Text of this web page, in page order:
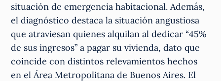
situación de emergencia habitacional. Además,
el diagnóstico destaca la situación angustiosa
que atraviesan quienes alquilan al dedicar “45%
de sus ingresos” a pagar su vivienda, dato que
coincide con distintos relevamientos hechos
en el Área Metropolitana de Buenos Aires. El